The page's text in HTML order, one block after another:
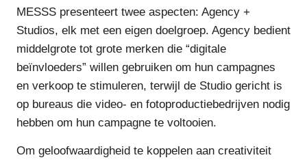
MESSS presenteert twee aspecten: Agency +
Studios, elk met een eigen doelgroep. Agency bedient
middelgrote tot grote merken die “digitale
beïnvloeders” willen gebruiken om hun campagnes
en verkoop te stimuleren, terwijl de Studio gericht is
op bureaus die video- en fotoproductiebedrijven nodig
hebben om hun campagne te voltooien.
Om geloofwaardigheid te koppelen aan creativiteit